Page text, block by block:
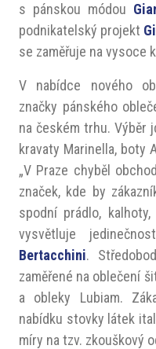
s pánskou módou
podnikatelský projekt
se zaměřuje na vysoce
V nabídce nového
značky pánského
na českém trhu. Výběr
kravaty Marinella, boty
„V Praze chyběl
značek, kde by
spodní prádlo,
vysvětluje
Bertacchini.
zaměřené na oblečení
a obleky Lubiam.
nabídku stovky látek
míry na tzv. zkouškový